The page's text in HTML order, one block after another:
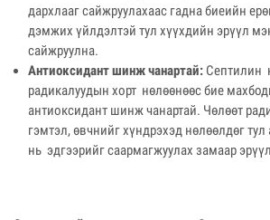
дархлааг сайжруулахаас гадна биеийн
дэмжих үйлдэлтэй тул хүүхдийн эрүүл
сайжруулна.
Антиоксидант шинж чанартай: Септилин
радикалуудын хорт нөлөөнөөс бие
антиоксидант шинж чанартай. Чөлөөт
гэмтэл, өвчнийг хүндрэхэд нөлөөлдөг
нь эдгээрийг саармагжуулах замаар